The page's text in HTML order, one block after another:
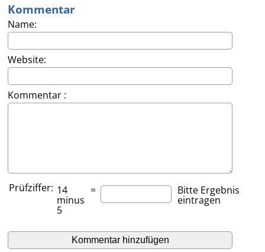
Kommentar
Name:
Website:
Kommentar :
Prüfziffer: 14
minus
5
= Bitte Ergebnis
eintragen